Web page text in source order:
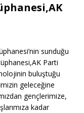
sunduğu
Parti
buluştuğu
geleceğine
gençlerimize,
kadar